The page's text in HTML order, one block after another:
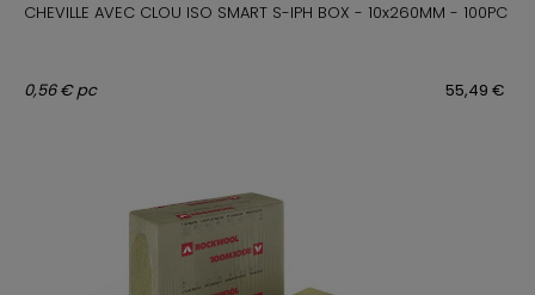
CHEVILLE AVEC CLOU ISO SMART S-IPH BOX - 10x260MM - 100PC
55,49 €
0,56 € pc